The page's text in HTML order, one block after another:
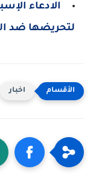
الادعاء
لتحريضها ضد
اخبار